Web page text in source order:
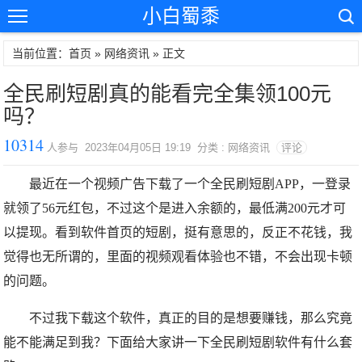
小白蜀黍
当前位置：首页 » 网络资讯 » 正文
全民刷短剧真的能看完全集领100元
吗？
10314 人参与 2023年04月05日 19:19 分类 : 网络资讯 评论
最近在一个视频广告下载了一个全民刷短剧APP，一登录
就领了56元红包，不过这个是进入余额的，最低满200元才可
以提现。看到软件首页的短剧，挺有意思的，反正不花钱，我
觉得也无所谓的，里面的视频观看体验也不错，不会出现卡顿
的问题。
不过我下载这个软件，真正的目的是想要赚钱，那么究竟
能不能满足到我？下面给大家讲一下全民刷短剧软件有什么套